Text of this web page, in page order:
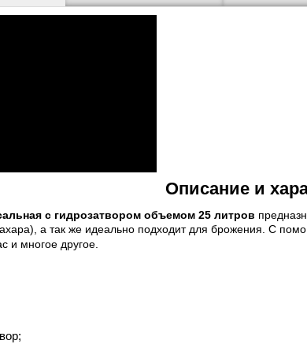
Описание и
с гидрозатвором объемом 25 литров
а так же идеально подходит для брожения. С
и многое другое.